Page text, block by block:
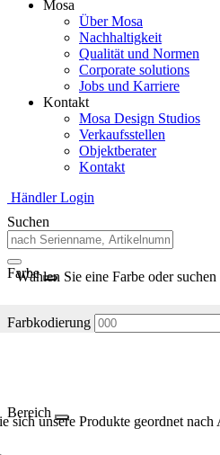
Mosa
Über Mosa
Nachhaltigkeit
Qualität und Normen
Corporate solutions
Jobs und Karriere
Kontakt
Mosa Design Studios
Verkaufsstellen
Objektberater
Kontakt
Händler Login
Suchen
Farbe
Wählen Sie eine Farbe oder
Farbkodierung
Bereich
sich unsere Produkte geordnet